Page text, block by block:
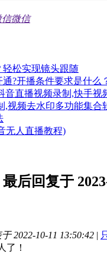
微信
松实现镜头跟随
?开播条件要求是什么
音直播视频录制,快手视
,视频去水印多功能集合
无人直播教程)
后回复于
2022-10-11 13:50:42 |
了！